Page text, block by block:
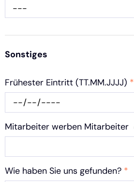
---
Sonstiges
Frühester Eintritt (TT.MM.JJJJ) *
Mitarbeiter werben Mitarbeiter
Wie haben Sie uns gefunden? *